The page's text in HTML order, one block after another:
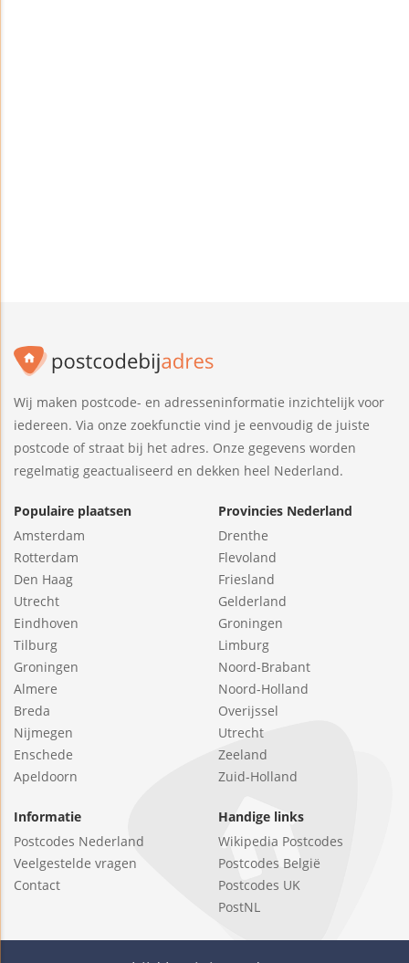
Wij maken postcode- en adresseninformatie inzichtelijk voor
iedereen. Via onze zoekfunctie vind je eenvoudig de juiste
postcode of straat bij het adres. Onze gegevens worden
regelmatig geactualiseerd en dekken heel Nederland.
Populaire plaatsen
Amsterdam
Rotterdam
Den Haag
Utrecht
Eindhoven
Tilburg
Groningen
Almere
Breda
Nijmegen
Enschede
Apeldoorn
Provincies Nederland
Drenthe
Flevoland
Friesland
Gelderland
Groningen
Limburg
Noord-Brabant
Noord-Holland
Overijssel
Utrecht
Zeeland
Zuid-Holland
Informatie
Postcodes Nederland
Veelgestelde vragen
Contact
Handige links
Wikipedia Postcodes
Postcodes België
Postcodes UK
PostNL